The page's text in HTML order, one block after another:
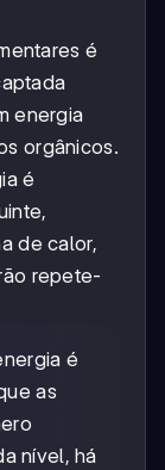
é
energia
orgânicos.
é
de calor,
repete-
é
as
nível, há